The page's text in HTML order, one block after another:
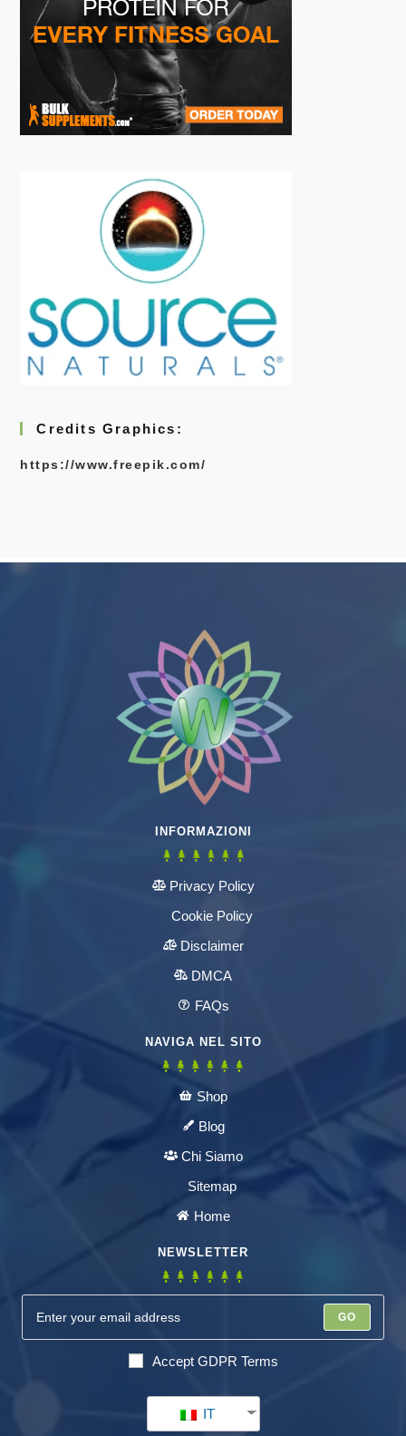
Credits Graphics:
https://www.freepik.com/
INFORMAZIONI
Privacy Policy
Cookie Policy
Disclaimer
DMCA
FAQs
NAVIGA NEL SITO
Shop
Blog
Chi Siamo
Sitemap
Home
NEWSLETTER
GO
Accept GDPR Terms
IT